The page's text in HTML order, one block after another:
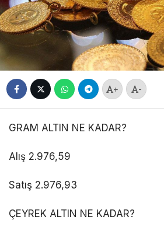
+ -
GRAM ALTIN NE KADAR?
Alış 2.976,59
Satış 2.976,93
ÇEYREK ALTIN NE KADAR?